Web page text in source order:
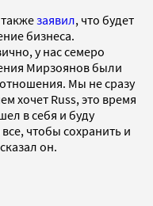
заявил, что будет
бизнеса.
у нас семеро
Мирзоянов были
Мы не сразу
хочет Russ, это время
в себя и буду
чтобы сохранить и
он.